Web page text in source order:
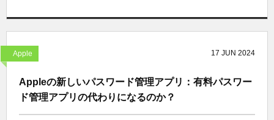
Apple 17 JUN 2024
Appleの新しいパスワード管理アプリ：有料パスワー
ド管理アプリの代わりになるのか？